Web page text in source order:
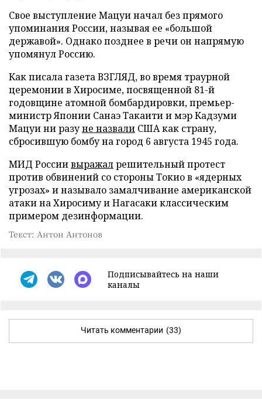
Свое выступление Мацуи начал без прямого
упоминания России, называя ее «большой
державой». Однако позднее в речи он напрямую
упомянул Россию.
Как писала газета ВЗГЛЯД, во время траурной
церемонии в Хиросиме, посвященной 81-й
годовщине атомной бомбардировки, премьер-
министр Японии Санаэ Такаити и мэр Кадзуми
Мацуи ни разуне назвали США как страну,
сбросившую бомбу на город 6 августа 1945 года.
МИД Россиивыражалрешительный протест
против обвинений со стороны Токио в «ядерных
угрозах» и называло замалчивание американской
атаки на Хиросиму и Нагасаки классическим
примером дезинформации.
Текст: Антон Антонов
Подписывайтесь на наши
каналы
Читать комментарии (33)